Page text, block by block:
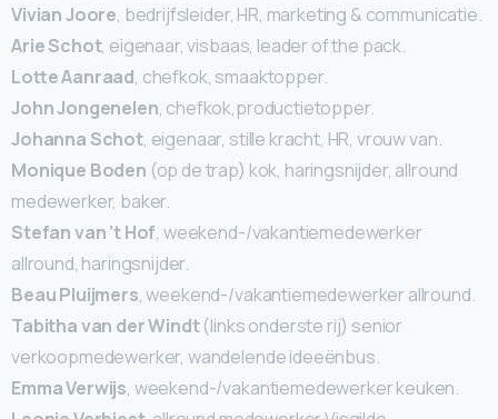
Vivian Joore, bedrijfsleider, HR, marketing & communicatie.
Arie Schot, eigenaar, visbaas, leader of the pack.
Lotte Aanraad, chefkok, smaaktopper.
John Jongenelen, chefkok,productietopper.
Johanna Schot, eigenaar, stille kracht, HR, vrouw van.
Monique Boden (op de trap) kok, haringsnijder, allround
medewerker, baker.
Stefan van ’t Hof, weekend-/vakantiemedewerker
allround, haringsnijder.
Beau Pluijmers, weekend-/vakantiemedewerker allround.
Tabitha van der Windt(links onderste rij) senior
verkoopmedewerker, wandelende ideeënbus.
Emma Verwijs, weekend-/vakantiemedewerker keuken.